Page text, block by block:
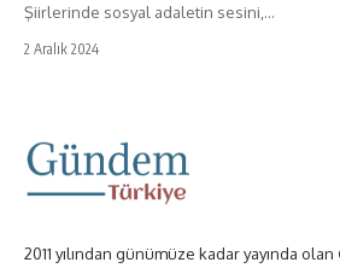
Şiirlerinde sosyal adaletin sesini,…
2 Aralık 2024
2011 yılından günümüze kadar yayında olan